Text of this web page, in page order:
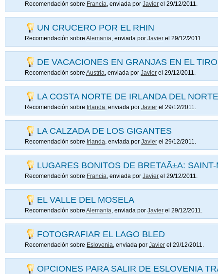
Recomendación sobre Francia, enviada por Javier el 29/12/2011.
UN CRUCERO POR EL RHIN
Recomendación sobre Alemania, enviada por Javier el 29/12/2011.
DE VACACIONES EN GRANJAS EN EL
Recomendación sobre Austria, enviada por Javier el 29/12/2011.
LA COSTA NORTE DE IRLANDA DEL NORTE
Recomendación sobre Irlanda, enviada por Javier el 29/12/2011.
LA CALZADA DE LOS GIGANTES
Recomendación sobre Irlanda, enviada por Javier el 29/12/2011.
LUGARES BONITOS DE BRETAÃ±A:
Recomendación sobre Francia, enviada por Javier el 29/12/2011.
EL VALLE DEL MOSELA
Recomendación sobre Alemania, enviada por Javier el 29/12/2011.
FOTOGRAFIAR EL LAGO BLED
Recomendación sobre Eslovenia, enviada por Javier el 29/12/2011.
OPCIONES PARA SALIR DE ESLOVENIA